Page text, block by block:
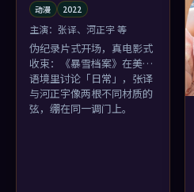
动漫 2022
主演： 张译、河正宇 等
伪纪录片式开场，真电影式
收束：《暴雪档案》在美国
语境里讨论「日常」，张译
与河正宇像两根不同材质的
弦，绷在同一调门上。